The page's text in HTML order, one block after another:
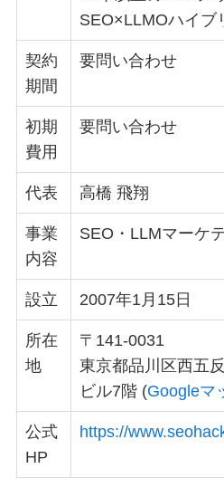
SEO×LLMOハイブ
契約
期間
要問い合わせ
初期
費用
要問い合わせ
代表 高橋 飛翔
事業
内容
SEO・LLMマーケ
設立 2007年1月15日
所在
地
〒141-0031
東京都品川区西五
ビル7階 (Googleマ
公式
HP
https://